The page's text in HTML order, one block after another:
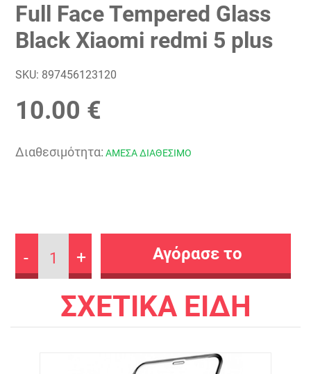
Full Face Tempered Glass
Black Xiaomi redmi 5 plus
SKU: 897456123120
10.00 €
Διαθεσιμότητα: ΑΜΕΣΑ ΔΙΑΘΕΣΙΜΟ
- 1 +
ΣΧΕΤΙΚΑ ΕΙΔΗ